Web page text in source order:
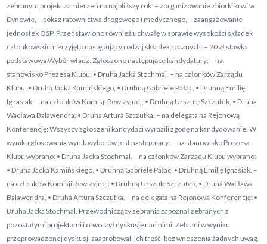
zebranym projekt zamierzeń na najbliższy rok: – zorganizowanie zbiórki krwi w
Dynowie, – pokaz ratownictwa drogowego i medycznego, – zaangażowanie
jednostek OSP. Przedstawiono również uchwałę w sprawie wysokości składek
członkowskich. Przyjęto następujący rodzaj składek rocznych: – 20 zł stawka
podstawowa Wybór władz: Zgłoszono następujące kandydatury: – na
stanowisko Prezesa Klubu: • Druha Jacka Stochmal. – na członków Zarządu
Klubu: • Druha Jacka Kamińskiego, • Druhną Gabriele Pałac, • Druhną Emilię
Ignasiak. – na członków Komisji Rewizyjnej, • Druhną Urszulę Szczutek, • Druha
Wacława Balawendra, • Druha Artura Szczutka. – na delegata na Rejonową
Konferencję: Wszyscy zgłoszeni kandydaci wyrazili zgodę na kandydowanie. W
wyniku głosowania wynik wyborów jest następujący: – na stanowisko Prezesa
Klubu wybrano: • Druha Jacka Stochmal. – na członków Zarządu Klubu wybrano:
• Druha Jacka Kamińskiego, • Druhną Gabriele Pałac, • Druhną Emilię Ignasiak. –
na członków Komisji Rewizyjnej: • Druhną Urszulę Szczutek, • Druha Wacława
Balawendra, • Druha Artura Szczutka. – na delegata na Rejonową Konferencję: •
Druha Jacka Stochmal. Przewodniczący zebrania zapoznał zebranych z
pozostałymi projektami i otworzył dyskusję nad nimi. Zebrani w wyniku
przeprowadzonej dyskusji zaaprobowali ich treść, bez wnoszenia żadnych uwag.